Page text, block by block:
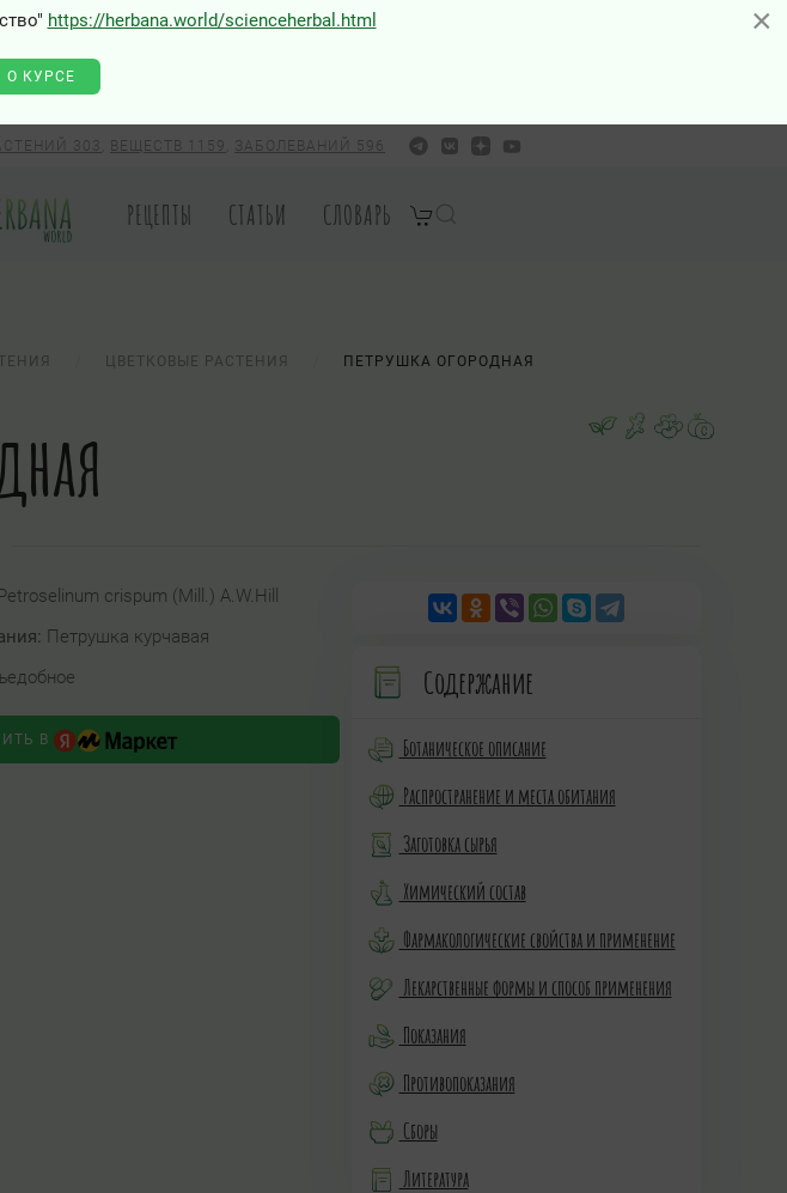
×
https://herbana.world/scienceherbal.html
КУРСЕ
303 ВЕЩЕСТВ 1159 ЗАБОЛЕВАНИЙ 596
РЕЦЕПТЫ СТАТЬИ СЛОВАРЬ
ЦВЕТКОВЫЕ РАСТЕНИЯ ПЕТРУШКА ОГОРОДНАЯ
crispum (Mill.) A.W.Hill
Петрушка курчавая
В
Содержание
Ботаническое описание
Распространение и места обитания
Заготовка сырья
Химический состав
Фармакологические свойства и применение
Лекарственные формы и способ применения
Показания
Противопоказания
Сборы
Литература
×